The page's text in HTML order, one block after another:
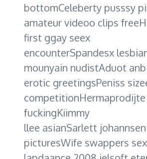
bottomCeleberty pusssy
amateur videoo clips
first ggay seex
encounterSpandesx
mounyain nudistAduot
erotic greetingsPeniss
competitionHermaprodijte
fuckingKiimmy
llee asianSarlett
picturesWife swappers